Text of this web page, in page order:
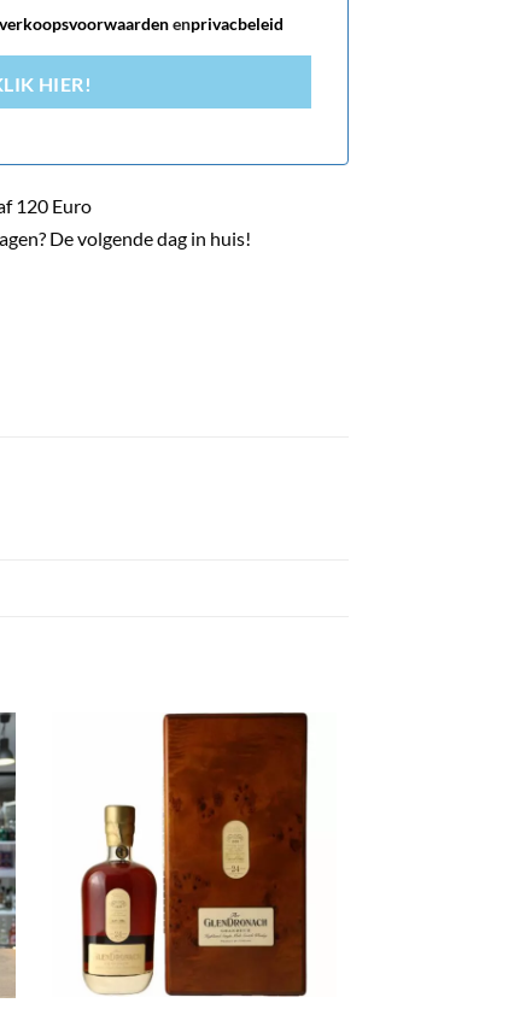
enprivacbeleid
HIER!
120 Euro
De volgende dag in huis!